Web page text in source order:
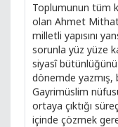
Toplumunun tüm
olan Ahmet Mithat
milletli yapısını
sorunla yüz yüze
siyasî bütünlüğünü
dönemde yazmış,
Gayrimüslim
ortaya çıktığı
içinde çözmek